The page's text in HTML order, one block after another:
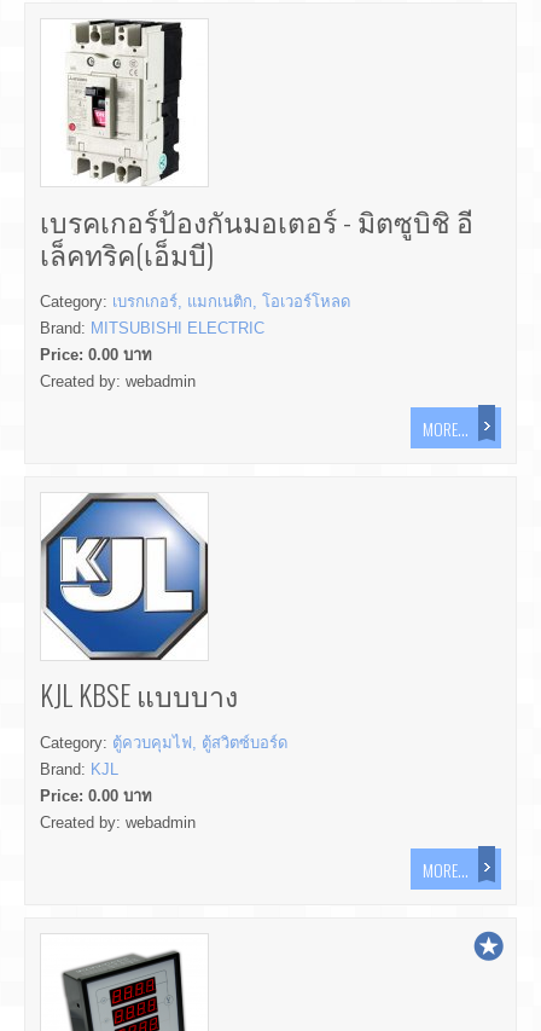
เบรคเกอร์ป้องกันมอเตอร์ - มิตซูบิชิ อี
เล็คทริค(เอ็มบี)
Category: เบรกเกอร์, แมกเนติก, โอเวอร์โหลด
Brand: MITSUBISHI ELECTRIC
Price: 0.00 บาท
Created by: webadmin
MORE...
KJL KBSE แบบบาง
Category: ตู้ควบคุมไฟ, ตู้สวิตซ์บอร์ด
Brand: KJL
Price: 0.00 บาท
Created by: webadmin
MORE...